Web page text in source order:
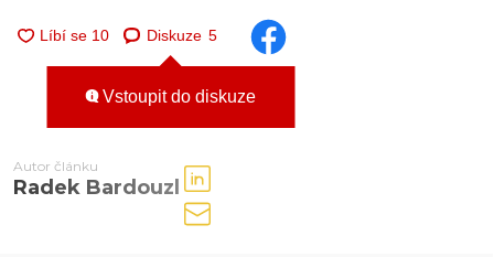
Diskuze 5
Vstoupit do diskuze
Autor článku
Radek Bardouzl